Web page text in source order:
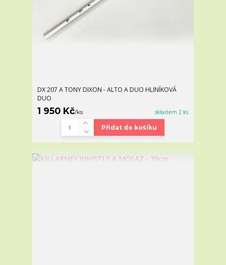
DX 207 A TONY DIXON - ALTO A DUO HLINÍKOVÁ
DUO
1 950 Kč/ks skladem 2 ks
Přidat do košíku